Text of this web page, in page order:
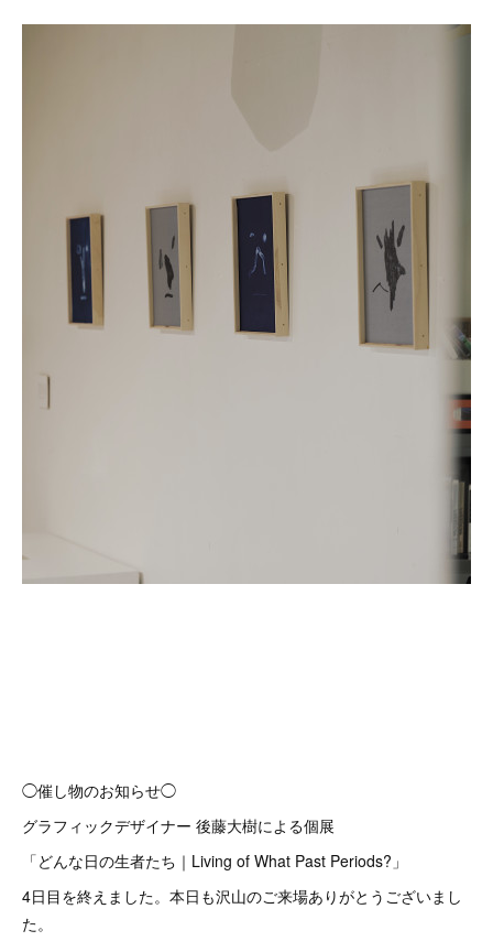
◯催し物のお知らせ◯
グラフィックデザイナー 後藤大樹による個展
「どんな日の生者たち｜Living of What Past Periods?」
4日目を終えました。本日も沢山のご来場ありがとうございまし
た。